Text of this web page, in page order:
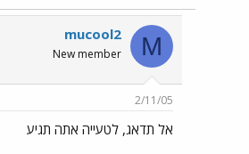
M
mucool2
New member
2/11/05
אל תדאג, לטעייה אתה תגיע